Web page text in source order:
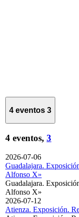
4 eventos 3
4 eventos, 3
2026-07-06
Guadalajara.
Alfonso X»
Guadalajara.
Alfonso X»
2026-07-12
Atienza. Exposición.